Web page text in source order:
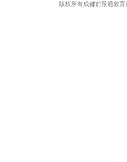
版权所有成都前景通教